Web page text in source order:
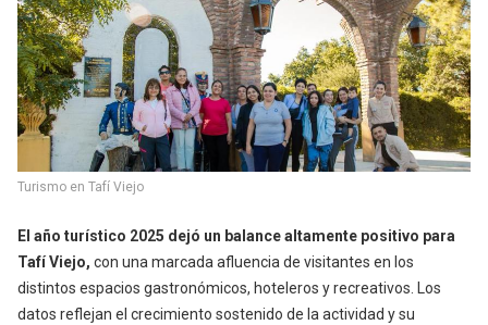
Turismo en Tafí Viejo
El año turístico 2025 dejó un balance altamente positivo para
Tafí Viejo, con una marcada afluencia de visitantes en los
distintos espacios gastronómicos, hoteleros y recreativos. Los
datos reflejan el crecimiento sostenido de la actividad y su